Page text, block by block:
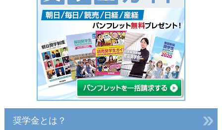
奨学金とは？